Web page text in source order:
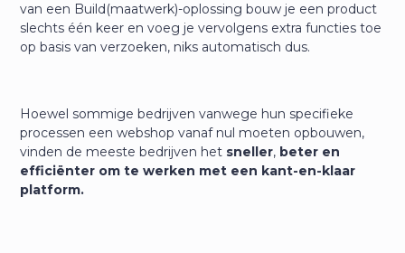
van een Build(maatwerk)-oplossing bouw je een product
slechts één keer en voeg je vervolgens extra functies toe
op basis van verzoeken, niks automatisch dus.
Hoewel sommige bedrijven vanwege hun specifieke
processen een webshop vanaf nul moeten opbouwen,
vinden de meeste bedrijven het sneller, beter en
efficiënter om te werken met een kant-en-klaar
platform.